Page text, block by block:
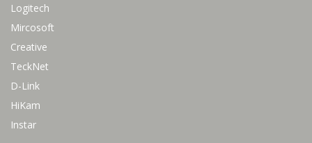
Logitech
Mircosoft
Creative
TeckNet
D-Link
HiKam
Instar